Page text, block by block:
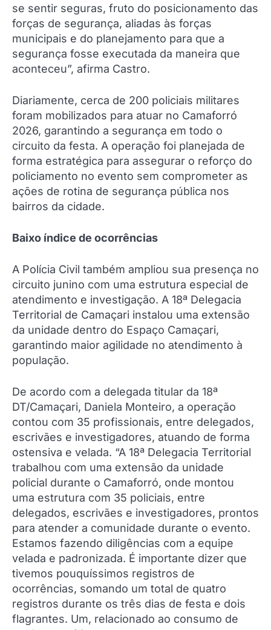
se sentir seguras, fruto do posicionamento das
forças de segurança, aliadas às forças
municipais e do planejamento para que a
segurança fosse executada da maneira que
aconteceu”, afirma Castro.
Diariamente, cerca de 200 policiais militares
foram mobilizados para atuar no Camaforró
2026, garantindo a segurança em todo o
circuito da festa. A operação foi planejada de
forma estratégica para assegurar o reforço do
policiamento no evento sem comprometer as
ações de rotina de segurança pública nos
bairros da cidade.
Baixo índice de ocorrências
A Polícia Civil também ampliou sua presença no
circuito junino com uma estrutura especial de
atendimento e investigação. A 18ª Delegacia
Territorial de Camaçari instalou uma extensão
da unidade dentro do Espaço Camaçari,
garantindo maior agilidade no atendimento à
população.
De acordo com a delegada titular da 18ª
DT/Camaçari, Daniela Monteiro, a operação
contou com 35 profissionais, entre delegados,
escrivães e investigadores, atuando de forma
ostensiva e velada. “A 18ª Delegacia Territorial
trabalhou com uma extensão da unidade
policial durante o Camaforró, onde montou
uma estrutura com 35 policiais, entre
delegados, escrivães e investigadores, prontos
para atender a comunidade durante o evento.
Estamos fazendo diligências com a equipe
velada e padronizada. É importante dizer que
tivemos pouquíssimos registros de
ocorrências, somando um total de quatro
registros durante os três dias de festa e dois
flagrantes. Um, relacionado ao consumo de